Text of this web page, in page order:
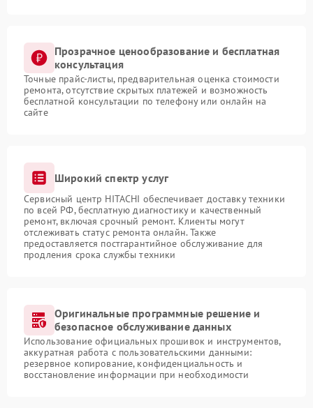
Прозрачное ценообразование и бесплатная
консультация
Точные прайс-листы, предварительная оценка стоимости
ремонта, отсутствие скрытых платежей и возможность
бесплатной консультации по телефону или онлайн на
сайте
Широкий спектр услуг
Сервисный центр HITACHI обеспечивает доставку техники
по всей РФ, бесплатную диагностику и качественный
ремонт, включая срочный ремонт. Клиенты могут
отслеживать статус ремонта онлайн. Также
предоставляется постгарантийное обслуживание для
продления срока службы техники
Оригинальные программные решение и
безопасное обслуживание данных
Использование официальных прошивок и инструментов,
аккуратная работа с пользовательскими данными:
резервное копирование, конфиденциальность и
восстановление информации при необходимости